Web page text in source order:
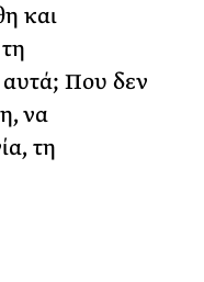
και
αυτά; Που δεν
να
τη